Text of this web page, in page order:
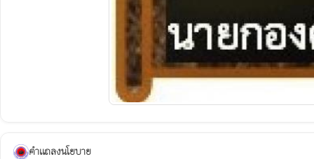
คำแถลงนโยบาย